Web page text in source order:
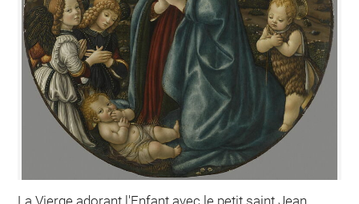
La Vierge adorant l'Enfant avec le petit saint Jean